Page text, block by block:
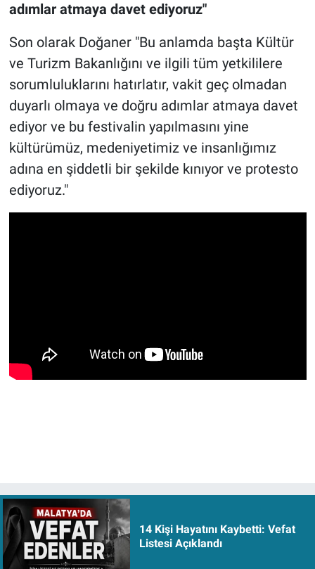
adımlar atmaya davet ediyoruz"
Son olarak Doğaner "Bu anlamda başta Kültür
ve Turizm Bakanlığını ve ilgili tüm yetkililere
sorumluluklarını hatırlatır, vakit geç olmadan
duyarlı olmaya ve doğru adımlar atmaya davet
ediyor ve bu festivalin yapılmasını yine
kültürümüz, medeniyetimiz ve insanlığımız
adına en şiddetli bir şekilde kınıyor ve protesto
ediyoruz."
14 Kişi Hayatını Kaybetti: Vefat
Listesi Açıklandı